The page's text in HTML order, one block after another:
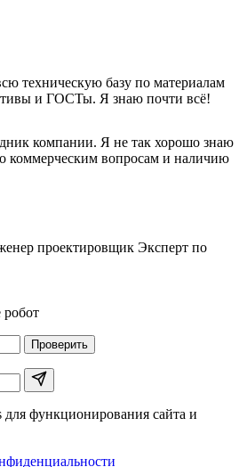
техническую базу по материалам
и ГОСТы. Я знаю почти всё!
компании. Я не так хорошо знаю
коммерческим вопросам и наличию
проектировщик Эксперт по
робот
Проверить
функционирования сайта и